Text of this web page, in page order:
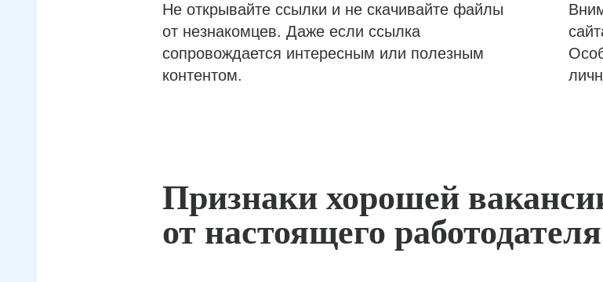
Не открывайте ссылки и не скачивайте файлы
от незнакомцев. Даже если ссылка
сопровождается интересным или полезным
контентом.
Признаки хорошей
от настоящего работодателя